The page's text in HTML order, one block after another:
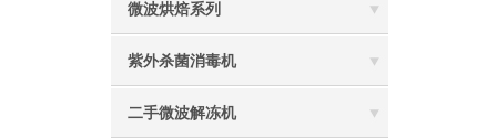
微波烘焙系列
紫外杀菌消毒机
二手微波解冻机